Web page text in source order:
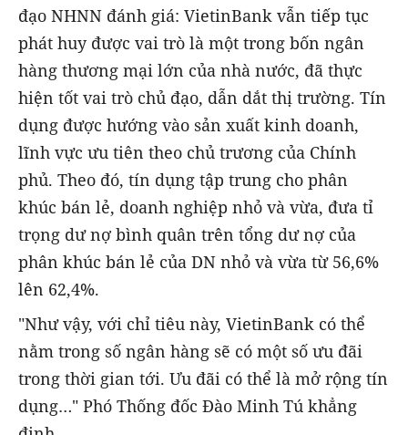
đạo NHNN đánh giá: VietinBank vẫn tiếp tục
phát huy được vai trò là một trong bốn ngân
hàng thương mại lớn của nhà nước, đã thực
hiện tốt vai trò chủ đạo, dẫn dắt thị trường. Tín
dụng được hướng vào sản xuất kinh doanh,
lĩnh vực ưu tiên theo chủ trương của Chính
phủ. Theo đó, tín dụng tập trung cho phân
khúc bán lẻ, doanh nghiệp nhỏ và vừa, đưa tỉ
trọng dư nợ bình quân trên tổng dư nợ của
phân khúc bán lẻ của DN nhỏ và vừa từ 56,6%
lên 62,4%.
"Như vậy, với chỉ tiêu này, VietinBank có thể
nằm trong số ngân hàng sẽ có một số ưu đãi
trong thời gian tới. Ưu đãi có thể là mở rộng tín
dụng…" Phó Thống đốc Đào Minh Tú khẳng